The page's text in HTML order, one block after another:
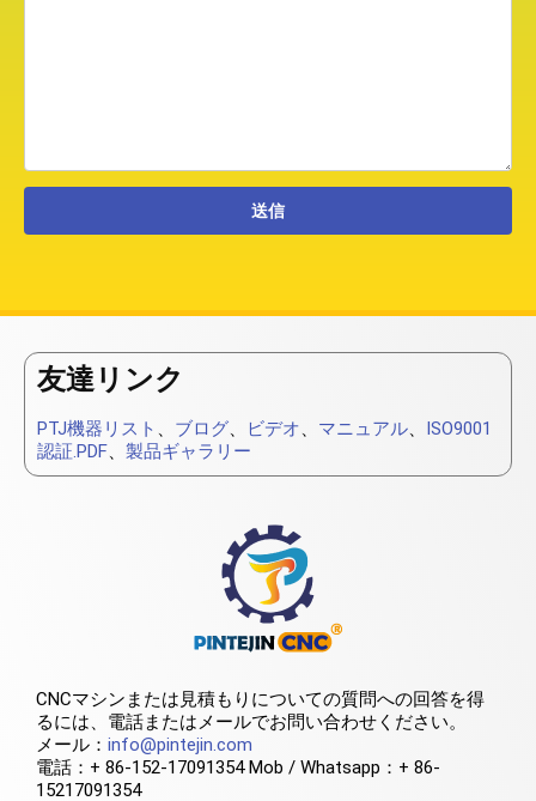
友達リンク
PTJ機器リスト 、 ブログ、 ビデオ、 マニュアル、 ISO9001
認証.PDF、 製品ギャラリー
CNCマシンまたは見積もりについての質問への回答を得
るには、電話またはメールでお問い合わせください。
メール： info@pintejin.com
電話：+ 86-152-17091354 Mob / Whatsapp：+ 86-
15217091354